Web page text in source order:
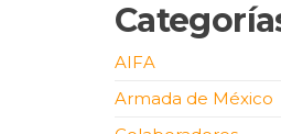
AIFA
Armada de México